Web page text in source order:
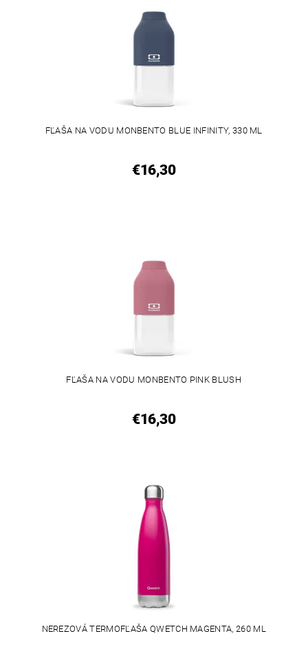
FĽAŠA NA VODU MONBENTO BLUE INFINITY, 330 ML
€16,30
FĽAŠA NA VODU MONBENTO PINK BLUSH
€16,30
NEREZOVÁ TERMOFĽAŠA QWETCH MAGENTA, 260 ML